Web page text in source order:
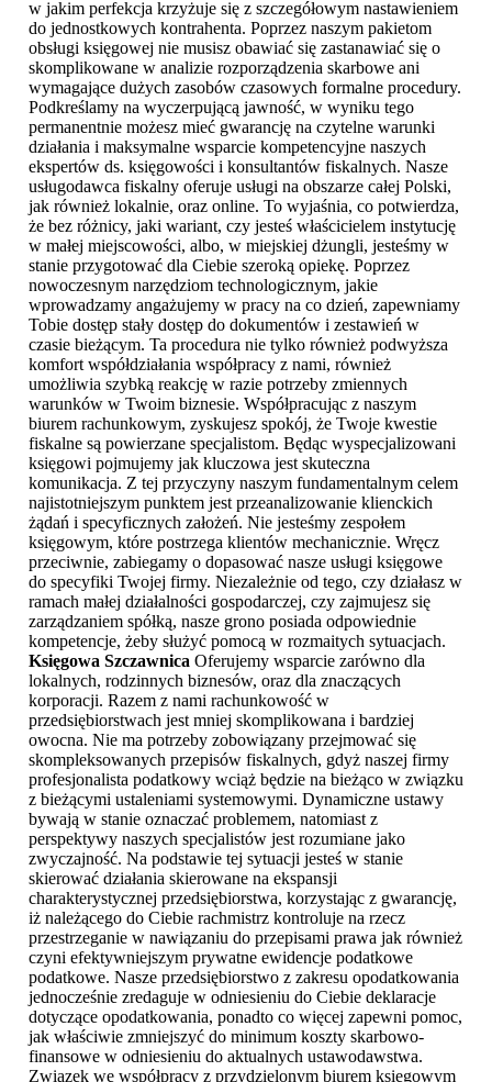
w jakim perfekcja krzyżuje się z szczegółowym nastawieniem
do jednostkowych kontrahenta. Poprzez naszym pakietom
obsługi księgowej nie musisz obawiać się zastanawiać się o
skomplikowane w analizie rozporządzenia skarbowe ani
wymagające dużych zasobów czasowych formalne procedury.
Podkreślamy na wyczerpującą jawność, w wyniku tego
permanentnie możesz mieć gwarancję na czytelne warunki
działania i maksymalne wsparcie kompetencyjne naszych
ekspertów ds. księgowości i konsultantów fiskalnych. Nasze
usługodawca fiskalny oferuje usługi na obszarze całej Polski,
jak również lokalnie, oraz online. To wyjaśnia, co potwierdza,
że bez różnicy, jaki wariant, czy jesteś właścicielem instytucję
w małej miejscowości, albo, w miejskiej dżungli, jesteśmy w
stanie przygotować dla Ciebie szeroką opiekę. Poprzez
nowoczesnym narzędziom technologicznym, jakie
wprowadzamy angażujemy w pracy na co dzień, zapewniamy
Tobie dostęp stały dostęp do dokumentów i zestawień w
czasie bieżącym. Ta procedura nie tylko również podwyższa
komfort współdziałania współpracy z nami, również
umożliwia szybką reakcję w razie potrzeby zmiennych
warunków w Twoim biznesie. Współpracując z naszym
biurem rachunkowym, zyskujesz spokój, że Twoje kwestie
fiskalne są powierzane specjalistom. Będąc wyspecjalizowani
księgowi pojmujemy jak kluczowa jest skuteczna
komunikacja. Z tej przyczyny naszym fundamentalnym celem
najistotniejszym punktem jest przeanalizowanie klienckich
żądań i specyficznych założeń. Nie jesteśmy zespołem
księgowym, które postrzega klientów mechanicznie. Wręcz
przeciwnie, zabiegamy o dopasować nasze usługi księgowe
do specyfiki Twojej firmy. Niezależnie od tego, czy działasz w
ramach małej działalności gospodarczej, czy zajmujesz się
zarządzaniem spółką, nasze grono posiada odpowiednie
kompetencje, żeby służyć pomocą w rozmaitych sytuacjach.
Księgowa Szczawnica Oferujemy wsparcie zarówno dla
lokalnych, rodzinnych biznesów, oraz dla znaczących
korporacji. Razem z nami rachunkowość w
przedsiębiorstwach jest mniej skomplikowana i bardziej
owocna. Nie ma potrzeby zobowiązany przejmować się
skompleksowanych przepisów fiskalnych, gdyż naszej firmy
profesjonalista podatkowy wciąż będzie na bieżąco w związku
z bieżącymi ustaleniami systemowymi. Dynamiczne ustawy
bywają w stanie oznaczać problemem, natomiast z
perspektywy naszych specjalistów jest rozumiane jako
zwyczajność. Na podstawie tej sytuacji jesteś w stanie
skierować działania skierowane na ekspansji
charakterystycznej przedsiębiorstwa, korzystając z gwarancję,
iż należącego do Ciebie rachmistrz kontroluje na rzecz
przestrzeganie w nawiązaniu do przepisami prawa jak również
czyni efektywniejszym prywatne ewidencje podatkowe
podatkowe. Nasze przedsiębiorstwo z zakresu opodatkowania
jednocześnie zredaguje w odniesieniu do Ciebie deklaracje
dotyczące opodatkowania, ponadto co więcej zapewni pomoc,
jak właściwie zmniejszyć do minimum koszty skarbowo-
finansowe w odniesieniu do aktualnych ustawodawstwa.
Związek we współpracy z przydzielonym biurem księgowym